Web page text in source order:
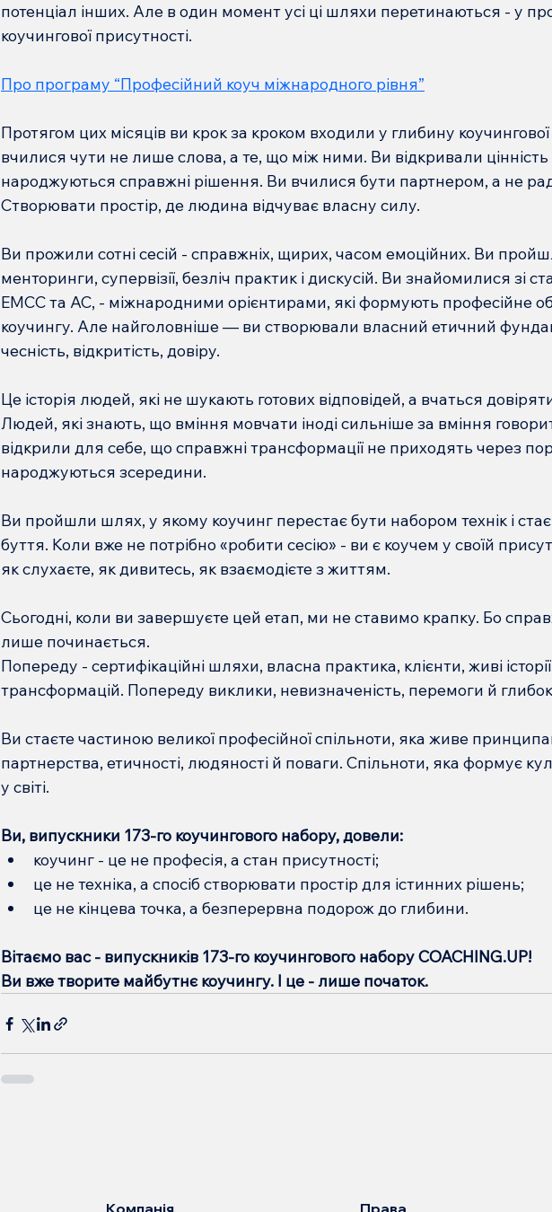
потенціал інших. Але в один момент усі ці шляхи перетинаються - у
коучингової присутності.
Про програму “Професійний коуч міжнародного рівня”
Протягом цих місяців ви крок за кроком входили у глибину коучингової
вчилися чути не лише слова, а те, що між ними. Ви відкривали цінність
народжуються справжні рішення. Ви вчилися бути партнером, а не
Створювати простір, де людина відчуває власну силу.
Ви прожили сотні сесій - справжніх, щирих, часом емоційних. Ви
менторинги, супервізії, безліч практик і дискусій. Ви знайомилися зі
EMCC та AC, - міжнародними орієнтирами, які формують професійне
коучингу. Але найголовніше — ви створювали власний етичний
чесність, відкритість, довіру.
Це історія людей, які не шукають готових відповідей, а вчаться
Людей, які знають, що вміння мовчати іноді сильніше за вміння
відкрили для себе, що справжні трансформації не приходять через
народжуються зсередини.
Ви пройшли шлях, у якому коучинг перестає бути набором технік і
буття. Коли вже не потрібно «робити сесію» - ви є коучем у своїй
як слухаєте, як дивитесь, як взаємодієте з життям.
Сьогодні, коли ви завершуєте цей етап, ми не ставимо крапку. Бо
лише починається.
Попереду - сертифікаційні шляхи, власна практика, клієнти, живі історії
трансформацій. Попереду виклики, невизначеність, перемоги й глибокі
Ви стаєте частиною великої професійної спільноти, яка живе
партнерства, етичності, людяності й поваги. Спільноти, яка формує
у світі.
Ви, випускники 173-го коучингового набору, довели:
коучинг - це не професія, а стан присутності;
це не техніка, а спосіб створювати простір для істинних рішень;
це не кінцева точка, а безперервна подорож до глибини.
Вітаємо вас - випускників 173-го коучингового набору COACHING.UP!
Ви вже творите майбутнє коучингу. І це - лише початок.
Компанія Права